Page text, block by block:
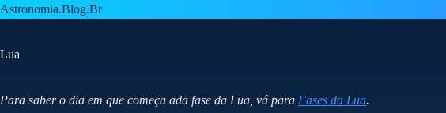
Pular
para
conteúdo
Astronomia.Blog.Br
Lua
Para saber o dia em que começa ada fase da Lua, vá para Fases da Lua.